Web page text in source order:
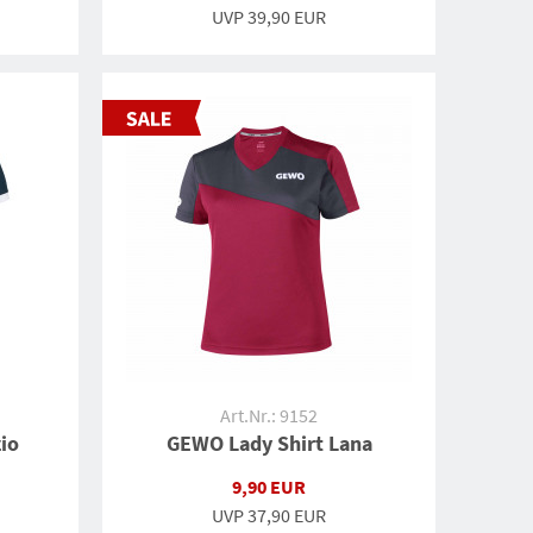
UVP39,90 EUR
Art.Nr.: 9152
GEWO Lady Shirt Lana
9,90 EUR
UVP37,90 EUR